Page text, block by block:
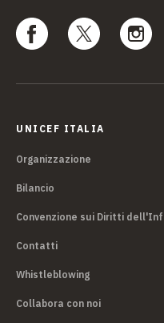
UNICEF ITALIA
Organizzazione
Bilancio
Convenzione sui Diritti
Contatti
Whistleblowing
Collabora con noi